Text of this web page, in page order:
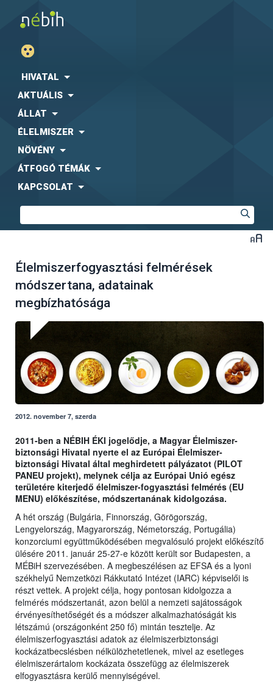
HIVATAL
AKTUÁLIS
ÁLLAT
ÉLELMISZER
NÖVÉNY
ÁTFOGÓ TÉMÁK
KAPCSOLAT
Élelmiszerfogyasztási felmérések
módszertana, adatainak
megbízhatósága
2012. november 7, szerda
2011-ben a NÉBIH ÉKI jogelődje, a Magyar Élelmiszer-
biztonsági Hivatal nyerte el az Európai Élelmiszer-
biztonsági Hivatal által meghirdetett pályázatot (PILOT
PANEU projekt), melynek célja az Európai Unió egész
területére kiterjedő élelmiszer-fogyasztási felmérés (EU
MENU) előkészítése, módszertanának kidolgozása.
A hét ország (Bulgária, Finnország, Görögország,
Lengyelország, Magyarország, Németország, Portugália)
konzorciumi együttműködésében megvalósuló projekt előkészítő
ülésére 2011. január 25-27-e között került sor Budapesten, a
MÉBiH szervezésében. A megbeszélésen az EFSA és a lyoni
székhelyű Nemzetközi Rákkutató Intézet (IARC) képviselői is
részt vettek. A projekt célja, hogy pontosan kidolgozza a
felmérés módszertanát, azon belül a nemzeti sajátosságok
érvényesíthetőségét és a módszer alkalmazhatóságát kis
létszámú (országonként 250 fő) mintán tesztelje. Az
élelmiszerfogyasztási adatok az élelmiszerbiztonsági
kockázatbecslésben nélkülözhetetlenek, mivel az esetleges
élelmiszerártalom kockázata összefügg az élelmiszerek
elfogyasztásra kerülő mennyiségével.